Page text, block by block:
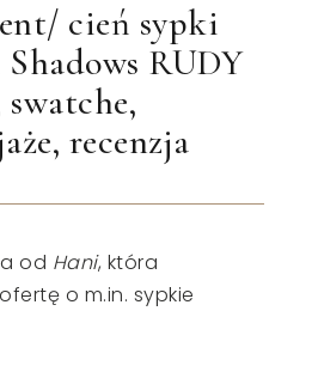
cień sypki
RUDY
recenzja
od Hani, która
o m.in. sypkie